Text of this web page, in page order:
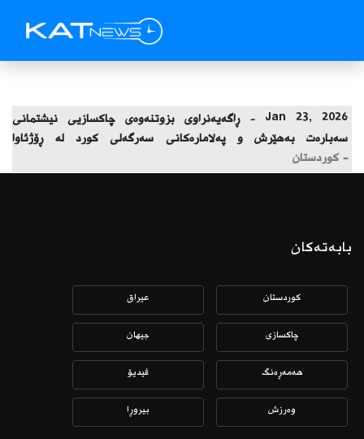
Jan 23, 2026 -
ڕاگەیەنراوی بزوتنەوەی چاکسازیی نیشتمانی
سەبارەت بەهێرش و پەلامارەکانی سەرگەلی کورد لە ڕۆژئاوا
- كوردستان
بابەتەکان
كوردستان عیراق
چاكسازی جیهان
هەمەڕەنگ ڤیدیۆ
وەرزش بیروڕا